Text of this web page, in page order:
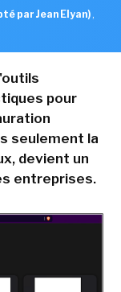
par Jean Elyan) ,
pour
seulement la
devient un
entreprises.